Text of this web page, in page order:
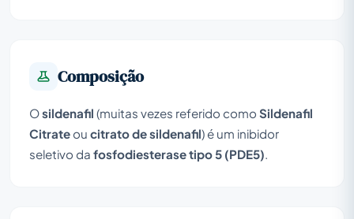
Composição
Osildenafil (muitas vezes referido como Sildenafil
Citrate ou citrato de sildenafil) é um inibidor
seletivo da fosfodiesterase tipo 5 (PDE5)